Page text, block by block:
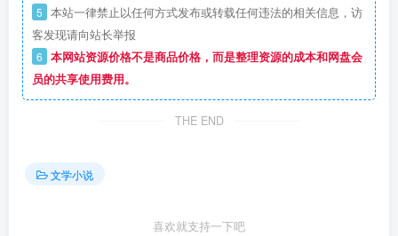
5 本站一律禁止以任何方式发布或转载任何违法的相关信息，访
客发现请向站长举报
6 本网站资源价格不是商品价格，而是整理资源的成本和网盘会
员的共享使用费用。
THE END
文学小说
喜欢就支持一下吧